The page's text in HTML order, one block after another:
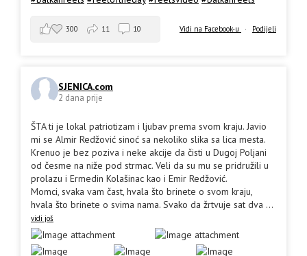
Vidi na Facebook-u · Podijeli
300 11 10
SJENICA.com
2 dana prije
ŠTA ti je lokal patriotizam i ljubav prema svom kraju. Javio
mi se Almir Redžović sinoć sa nekoliko slika sa lica mesta.
Krenuo je bez poziva i neke akcije da čisti u Dugoj Poljani
od česme na niže pod strmac. Veli da su mu se pridružili u
prolazu i Ermedin Kolašinac kao i Emir Redžović.
Momci, svaka vam čast, hvala što brinete o svom kraju,
hvala što brinete o svima nama. Svako da žrtvuje sat dva ...
vidi još